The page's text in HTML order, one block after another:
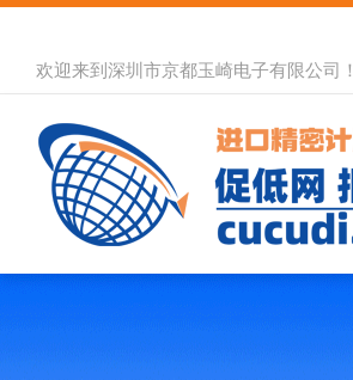
欢迎来到深圳市京都玉崎电子有限公司！